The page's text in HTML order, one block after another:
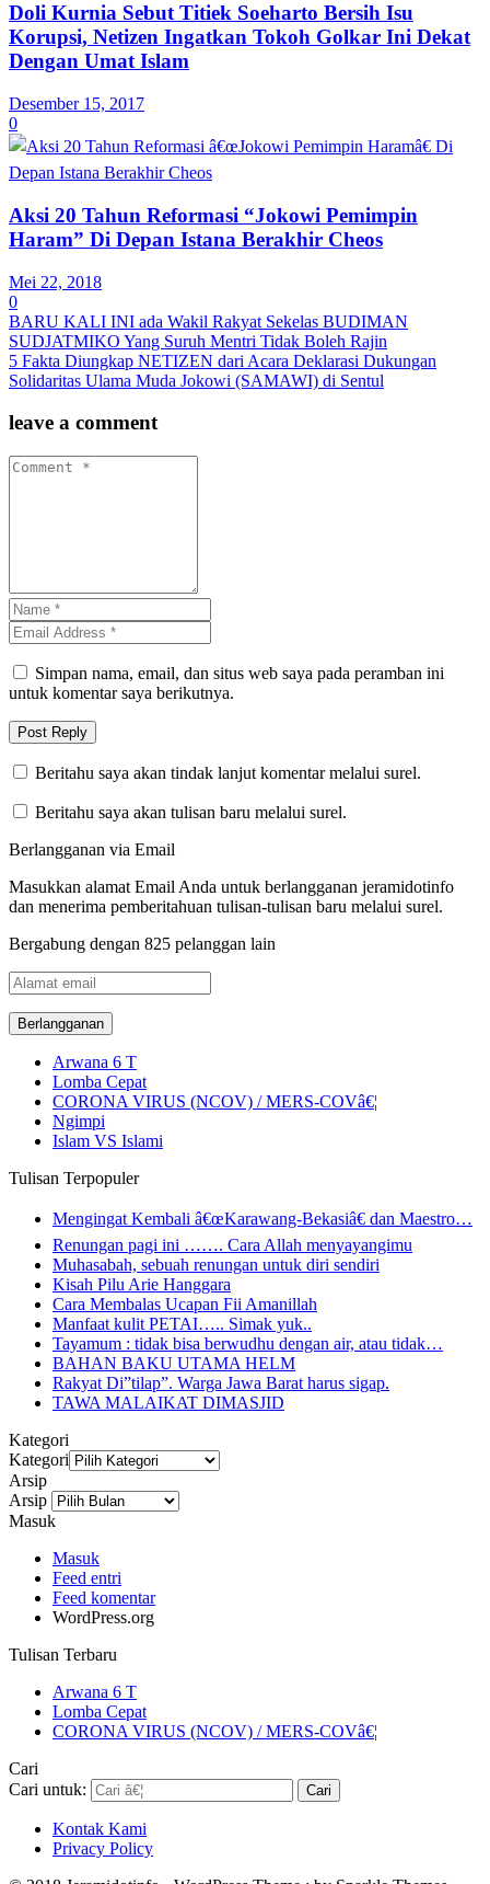
Doli Kurnia Sebut Titiek Soeharto Bersih Isu
Korupsi, Netizen Ingatkan Tokoh Golkar Ini Dekat
Dengan Umat Islam
Desember 15, 2017
0
Aksi 20 Tahun Reformasi “Jokowi Pemimpin
Haram” Di Depan Istana Berakhir Cheos
Mei 22, 2018
0
BARU KALI INI ada Wakil Rakyat Sekelas BUDIMAN
SUDJATMIKO Yang Suruh Mentri Tidak Boleh Rajin
5 Fakta Diungkap NETIZEN dari Acara Deklarasi Dukungan
Solidaritas Ulama Muda Jokowi (SAMAWI) di Sentul
leave a comment
Simpan nama, email, dan situs web saya pada peramban ini
untuk komentar saya berikutnya.
Beritahu saya akan tindak lanjut komentar melalui surel.
Beritahu saya akan tulisan baru melalui surel.
Berlangganan via Email
Masukkan alamat Email Anda untuk berlangganan jeramidotinfo
dan menerima pemberitahuan tulisan-tulisan baru melalui surel.
Bergabung dengan 825 pelanggan lain
Alamat
email
Arwana 6 T
Lomba Cepat
CORONA VIRUS (NCOV) / MERS-COVâ€¦
Ngimpi
Islam VS Islami
Tulisan Terpopuler
Mengingat Kembali â€œKarawang-Bekasiâ€ dan Maestro…
Renungan pagi ini ……. Cara Allah menyayangimu
Muhasabah, sebuah renungan untuk diri sendiri
Kisah Pilu Arie Hanggara
Cara Membalas Ucapan Fii Amanillah
Manfaat kulit PETAI….. Simak yuk..
Tayamum : tidak bisa berwudhu dengan air, atau tidak…
BAHAN BAKU UTAMA HELM
Rakyat Di”tilap”. Warga Jawa Barat harus sigap.
TAWA MALAIKAT DIMASJID
Kategori
Kategori
Arsip
Arsip
Masuk
Masuk
Feed entri
Feed komentar
WordPress.org
Tulisan Terbaru
Arwana 6 T
Lomba Cepat
CORONA VIRUS (NCOV) / MERS-COVâ€¦
Cari
Cari untuk:
Kontak Kami
Privacy Policy